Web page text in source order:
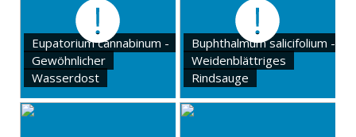
Eupatorium cannabinum -
Gewöhnlicher
Wasserdost
Buphthalmum salicifolium -
Weidenblättriges
Rindsauge